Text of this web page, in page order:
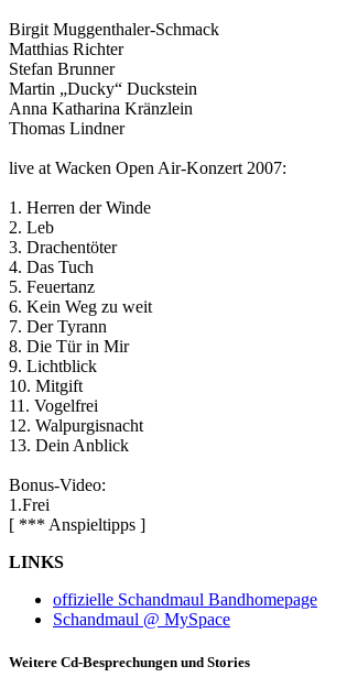
Birgit Muggenthaler-Schmack
Matthias Richter
Stefan Brunner
Martin „Ducky“ Duckstein
Anna Katharina Kränzlein
Thomas Lindner
live at Wacken Open Air-Konzert 2007:
1. Herren der Winde
2. Leb
3. Drachentöter
4. Das Tuch
5. Feuertanz
6. Kein Weg zu weit
7. Der Tyrann
8. Die Tür in Mir
9. Lichtblick
10. Mitgift
11. Vogelfrei
12. Walpurgisnacht
13. Dein Anblick
Bonus-Video:
1.Frei
[ *** Anspieltipps ]
LINKS
offizielle Schandmaul Bandhomepage
Schandmaul @ MySpace
Weitere Cd-Besprechungen und Stories